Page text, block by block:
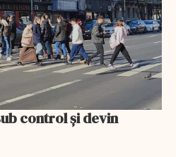
control și devin